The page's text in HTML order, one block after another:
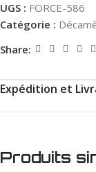
UGS : FORCE-586
Catégorie :
Share:
Expédition et
Produits